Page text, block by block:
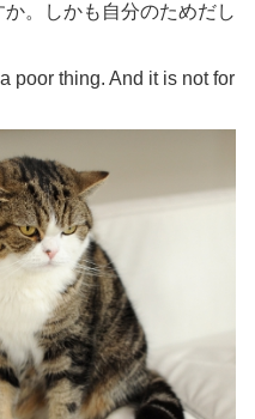
か。しかも自分のためだし
poor thing. And it is not for